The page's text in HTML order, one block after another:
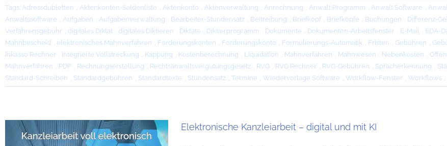
Tags: Adressdubletten , Aktenkonten-Saldenliste , Aktenkonto , Aktenverwaltung , Anrechnung , Anwalt Programm , Anwalt Software ,
Anwaltssoftware , Aufgaben , Aufgabenverwaltung , Bearbeiter-Stundensatz , Beitreibung , Briefkopf , Briefköpfe , Buchungen , Differenz-
Verfahrensgebühr , digitales Diktat , digitales Diktieren , Diktate , Diktierprogramm , Dokumente , Dokumenten-Arbeitsfenster , E-Mail , EDA-
Mahnbescheid , elektronisches Mahnverfahren , Forderungskonten , Forderungskonto , Formulierungs-Automatik , Fristen , Gebühren ,
Inkasso Rechner , integrierte Vollstreckung , Kappung , Kostenberechnung , Liquidation , Mahnverfahren , Mahnwesen , Nebenkosten ,
Mahnverfahren , PDF , Rechnungserstellung , Rechtsanwaltsvergütungsgesetz , RVG , RVG Rechner , RVG-Gebühren , Spracherkennung ,
Standard-Schreiben , Standardgebühren , Standardtexte , Stundensatz , Termine , Wiedervorlage Software , Workflow-Fenster , Workflows ,
Elektronische Kanzleiarbeit – digital und mit KI